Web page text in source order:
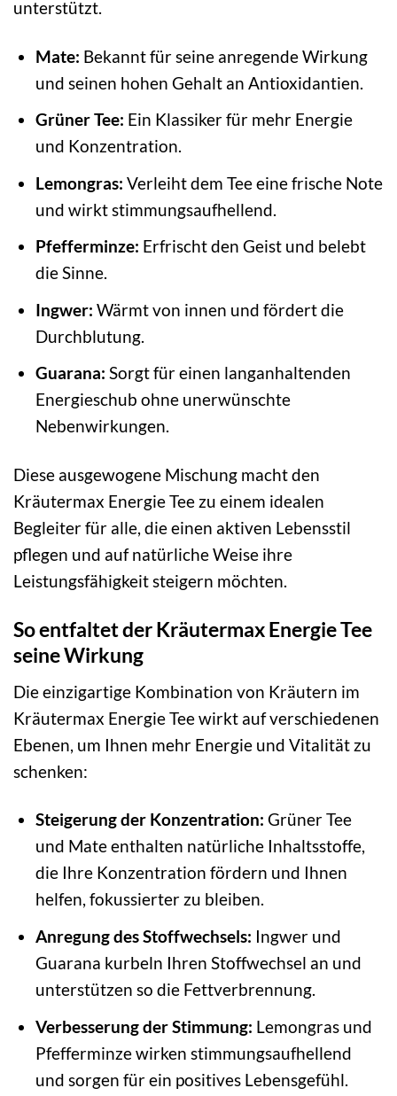
unterstützt.
Mate: Bekannt für seine anregende Wirkung
und seinen hohen Gehalt an Antioxidantien.
Grüner Tee: Ein Klassiker für mehr Energie
und Konzentration.
Lemongras: Verleiht dem Tee eine frische Note
und wirkt stimmungsaufhellend.
Pfefferminze: Erfrischt den Geist und belebt
die Sinne.
Ingwer: Wärmt von innen und fördert die
Durchblutung.
Guarana: Sorgt für einen langanhaltenden
Energieschub ohne unerwünschte
Nebenwirkungen.
Diese ausgewogene Mischung macht den
Kräutermax Energie Tee zu einem idealen
Begleiter für alle, die einen aktiven Lebensstil
pflegen und auf natürliche Weise ihre
Leistungsfähigkeit steigern möchten.
So entfaltet der Kräutermax Energie Tee
seine Wirkung
Die einzigartige Kombination von Kräutern im
Kräutermax Energie Tee wirkt auf verschiedenen
Ebenen, um Ihnen mehr Energie und Vitalität zu
schenken:
Steigerung der Konzentration: Grüner Tee
und Mate enthalten natürliche Inhaltsstoffe,
die Ihre Konzentration fördern und Ihnen
helfen, fokussierter zu bleiben.
Anregung des Stoffwechsels: Ingwer und
Guarana kurbeln Ihren Stoffwechsel an und
unterstützen so die Fettverbrennung.
Verbesserung der Stimmung: Lemongras und
Pfefferminze wirken stimmungsaufhellend
und sorgen für ein positives Lebensgefühl.